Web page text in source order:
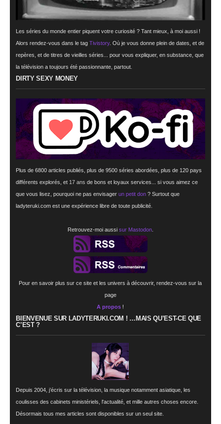
Les séries du monde entier piquent votre curiosité ? Tant mieux, à moi aussi !
Alors rendez-vous dans le tagTivistory. Où je vous donne plein de dates, et de
repères, et de titres de vieilles séries... pour vous expliquer, en substance, que
la télévision a toujours été passionnante, partout.
DIRTY SEXY MONEY
Plus de 6800 articles publiés, plus de 9500 séries abordées, plus de 120 pays
différents explorés, et 17 ans de bons et loyaux services... si vous aimez ce
que vous lisez, pourquoi ne pas envisagerun petit don ? Surtout que
ladyteruki.com est une expérience libre de toute publicité.
Retrouvez-moi aussi sur Mastodon.
Pour en savoir plus sur ce site et les univers à découvrir, rendez-vous sur la
page
A propos !
BIENVENUE SUR LADYTERUKI.COM ! …MAIS QU’EST-CE QUE
C’EST ?
Depuis 2004, j’écris sur la télévision, la musique notamment asiatique, les
coulisses des cabinets ministériels, l'actualité, et mille autres choses encore.
Désormais tous mes articles sont disponibles sur un seul site.